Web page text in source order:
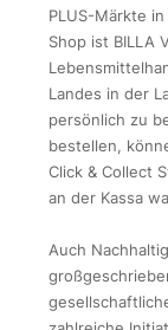
PLUS-Märkte
Shop ist BILLA
Landes in der
persönlich zu
bestellen,
Click & Collect
an der Kassa
Auch